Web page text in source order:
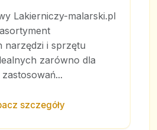
Lakierniczy-malarski.pl
narzędzi i sprzętu
zarówno dla
szczegóły